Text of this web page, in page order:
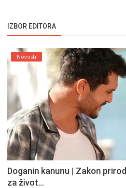
IZBOR EDITORA
Novosti
Doganin kanunu | Zakon
za život...